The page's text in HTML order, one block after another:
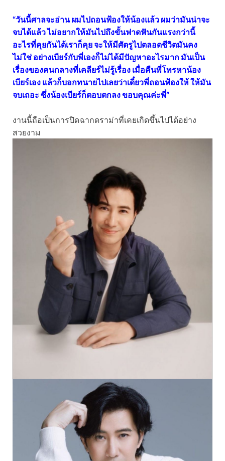
“วันนี้ศาลจะอ่าน ผมไปถอนฟ้องให้น้องแล้ว ผมว่ามันน่าจะ
จบได้แล้ว ไม่อยากให้มันไปถึงขั้นฟาดฟันกันแรงกว่านี้
อะไรที่คุยกันได้เราก็คุย จะให้มีศัตรูไปตลอดชีวิตมันคง
ไม่ใช่ อย่างเบียร์กับพี่เองก็ไม่ได้มีปัญหาอะไรมาก มันเป็น
เรื่องของคนกลางที่เคลียร์ไม่รู้เรื่อง เมื่อคืนพี่โทรหาน้อง
เบียร์เอง แล้วก็บอกทนายไปเลยว่าเดี๋ยวพี่ถอนฟ้องให้ ให้มัน
จบเถอะ ซึ่งน้องเบียร์ก็ตอบตกลง ขอบคุณค่ะพี่”
งานนี้ถือเป็นการปิดฉากดราม่าที่เคยเกิดขึ้นไปได้อย่าง
สวยงาม